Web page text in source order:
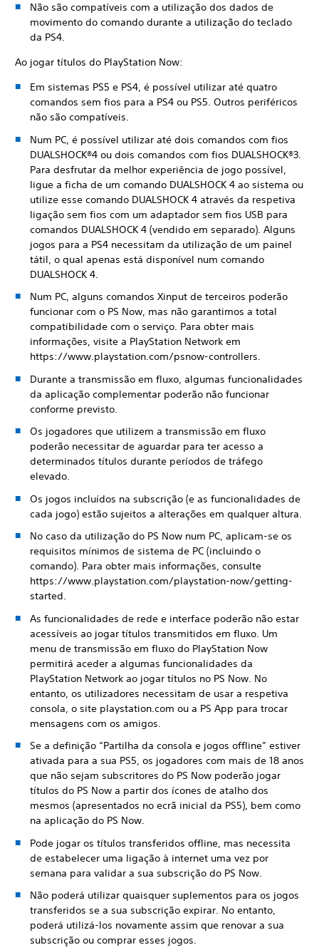
Não são compatíveis com a utilização dos dados de
movimento do comando durante a utilização do teclado
da PS4.
Ao jogar títulos do PlayStation Now:
Em sistemas PS5 e PS4, é possível utilizar até quatro
comandos sem fios para a PS4 ou PS5. Outros periféricos
não são compatíveis.
Num PC, é possível utilizar até dois comandos com fios
DUALSHOCK®4 ou dois comandos com fios DUALSHOCK®3.
Para desfrutar da melhor experiência de jogo possível,
ligue a ficha de um comando DUALSHOCK 4 ao sistema ou
utilize esse comando DUALSHOCK 4 através da respetiva
ligação sem fios com um adaptador sem fios USB para
comandos DUALSHOCK 4 (vendido em separado). Alguns
jogos para a PS4 necessitam da utilização de um painel
tátil, o qual apenas está disponível num comando
DUALSHOCK 4.
Num PC, alguns comandos Xinput de terceiros poderão
funcionar com o PS Now, mas não garantimos a total
compatibilidade com o serviço. Para obter mais
informações, visite a PlayStation Network em
https://www.playstation.com/psnow-controllers.
Durante a transmissão em fluxo, algumas funcionalidades
da aplicação complementar poderão não funcionar
conforme previsto.
Os jogadores que utilizem a transmissão em fluxo
poderão necessitar de aguardar para ter acesso a
determinados títulos durante períodos de tráfego
elevado.
Os jogos incluídos na subscrição (e as funcionalidades de
cada jogo) estão sujeitos a alterações em qualquer altura.
No caso da utilização do PS Now num PC, aplicam-se os
requisitos mínimos de sistema de PC (incluindo o
comando). Para obter mais informações, consulte
https://www.playstation.com/playstation-now/getting-
started.
As funcionalidades de rede e interface poderão não estar
acessíveis ao jogar títulos transmitidos em fluxo. Um
menu de transmissão em fluxo do PlayStation Now
permitirá aceder a algumas funcionalidades da
PlayStation Network ao jogar títulos no PS Now. No
entanto, os utilizadores necessitam de usar a respetiva
consola, o site playstation.com ou a PS App para trocar
mensagens com os amigos.
Se a definição “Partilha da consola e jogos offline” estiver
ativada para a sua PS5, os jogadores com mais de 18 anos
que não sejam subscritores do PS Now poderão jogar
títulos do PS Now a partir dos ícones de atalho dos
mesmos (apresentados no ecrã inicial da PS5), bem como
na aplicação do PS Now.
Pode jogar os títulos transferidos offline, mas necessita
de estabelecer uma ligação à internet uma vez por
semana para validar a sua subscrição do PS Now.
Não poderá utilizar quaisquer suplementos para os jogos
transferidos se a sua subscrição expirar. No entanto,
poderá utilizá-los novamente assim que renovar a sua
subscrição ou comprar esses jogos.